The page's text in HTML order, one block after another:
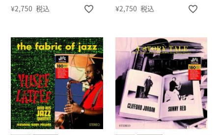
¥2,750 税込 ¥2,750 税込